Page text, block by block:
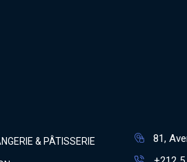
& PÂTISSERIE
81,